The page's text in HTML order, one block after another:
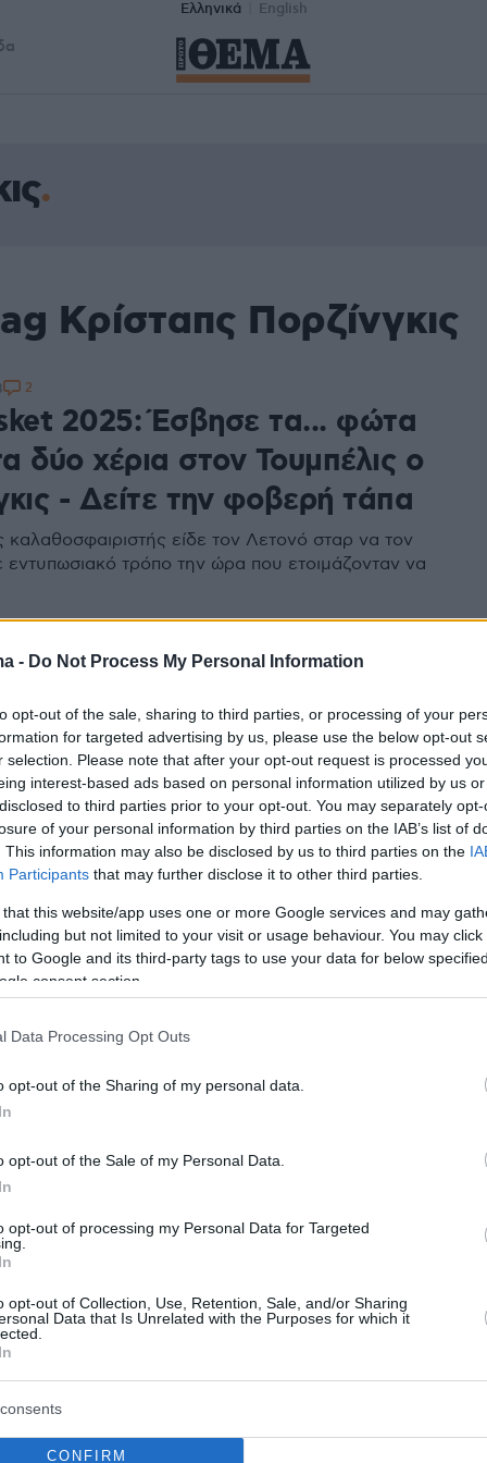
- Do Not Process My Personal Information
opt-out of the sale, sharing to third parties, or processing of your
for targeted advertising by us, please use the below opt-out
selection. Please note that after your opt-out request is processed
interest-based ads based on personal information utilized by us
to third parties prior to your opt-out. You may separately
of your personal information by third parties on the IAB’s list of
This information may also be disclosed by us to third parties on the
Participants that may further disclose it to other third parties.
that this website/app uses one or more Google services and may
but not limited to your visit or usage behaviour. You may
to Google and its third-party tags to use your data for below
consent section.
Data Processing Opt Outs
opt-out of the Sharing of my personal data.
opt-out of the Sale of my Personal Data.
opt-out of processing my Personal Data for Targeted
opt-out of Collection, Use, Retention, Sale, and/or Sharing
Data that Is Unrelated with the Purposes for which it
CONFIRM
Ελληνικά English
Κρίσταπς Πορζίνγκις
2025: Έσβησε τα... φώτα
δύο χέρια στον Τουμπέλις ο
- Δείτε την φοβερή τάπα
είδε τον Λετονό σταρ να τον
εντυπωσιακό τρόπο την ώρα που ετοιμάζονταν να
2
αλλά έχασε Ζάγκαρς,
στον τρομερό Πορζίνγκις πήρε τη νίκη επί της
όμως είδε τους Ζάγκαρς και Ζόρικς να αποχωρούν
την αναμέτρηση για την 4η αγωνιστική του
2025: Πρώτη νίκη για την
Εσθονία - Βίντεο
τελείωσε τον αγώνα με 26 πόντους και 7 ριμπάουντ -
11' χωρίς καλάθι